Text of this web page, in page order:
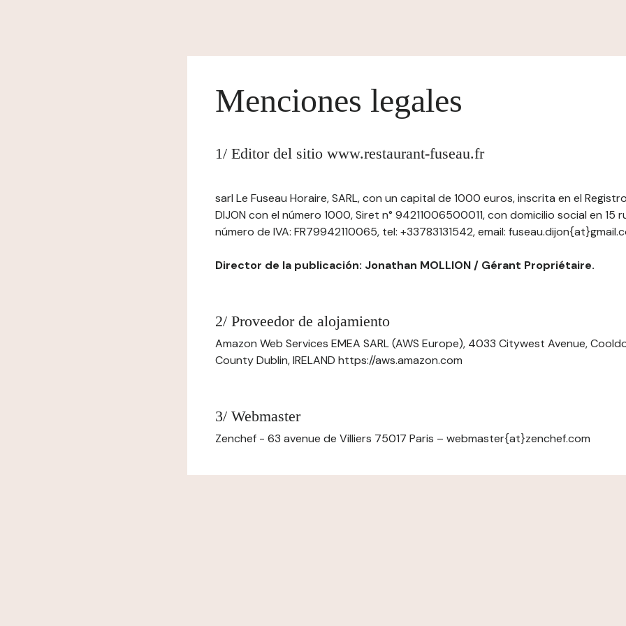
Menciones legales
1/ Editor del sitio www.restaurant-fuseau.fr
sarl Le Fuseau Horaire, SARL, con un capital de 1000 euros, inscrita en el
DIJON con el número 1000, Siret n° 94211006500011, con domicilio social en 15
número de IVA: FR79942110065, tel: +33783131542, email:
Director de la publicación: Jonathan MOLLION / Gérant Propriétaire.
2/ Proveedor de alojamiento
Amazon Web Services EMEA SARL (AWS Europe), 4033 Citywest Avenue,
County Dublin, IRELAND https://aws.amazon.com
3/ Webmaster
Zenchef - 63 avenue de Villiers 75017 Paris – webmaster{at}zenchef.com